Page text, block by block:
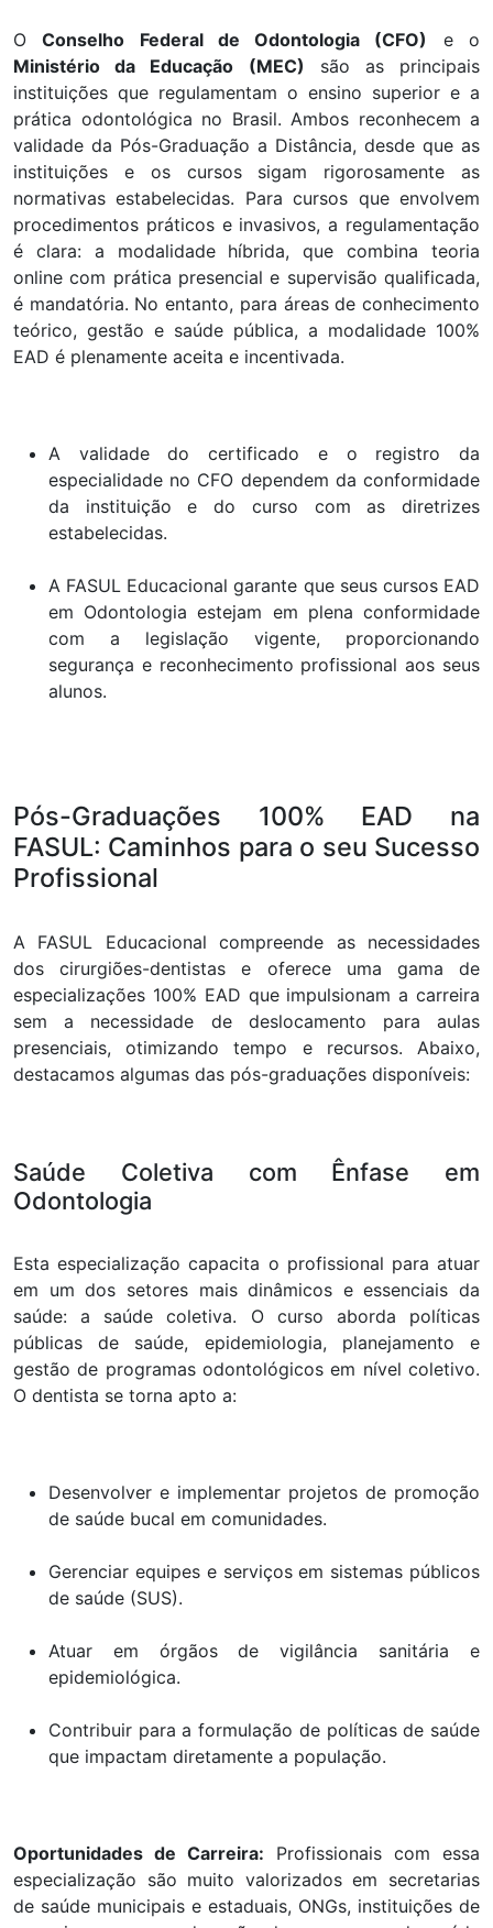
OConselho Federal de Odontologia (CFO)
e o
Ministério da Educação (MEC) são as principais
instituições que regulamentam o ensino superior e a
prática odontológica no Brasil. Ambos reconhecem a
validade da Pós-Graduação a Distância, desde que as
instituições e os cursos sigam rigorosamente as
normativas estabelecidas. Para cursos que envolvem
procedimentos práticos e invasivos, a regulamentação
é clara: a modalidade híbrida, que combina teoria
online com prática presencial e supervisão qualificada,
é mandatória. No entanto, para áreas de conhecimento
teórico, gestão e saúde pública, a modalidade 100%
EAD é plenamente aceita e incentivada.
A validade do certificado e o registro da
especialidade no CFO dependem da conformidade
da instituição e do curso com as diretrizes
estabelecidas.
A FASUL Educacional garante que seus cursos EAD
em Odontologia estejam em plena conformidade
com a legislação vigente, proporcionando
segurança e reconhecimento profissional aos seus
alunos.
Pós-Graduações 100% EAD na
FASUL: Caminhos para o seu Sucesso
Profissional
A FASUL Educacional compreende as necessidades
dos cirurgiões-dentistas e oferece uma gama de
especializações 100% EAD que impulsionam a carreira
sem a necessidade de deslocamento para aulas
presenciais, otimizando tempo e recursos. Abaixo,
destacamos algumas das pós-graduações disponíveis:
Saúde Coletiva com Ênfase em
Odontologia
Esta especialização capacita o profissional para atuar
em um dos setores mais dinâmicos e essenciais da
saúde: a saúde coletiva. O curso aborda políticas
públicas de saúde, epidemiologia, planejamento e
gestão de programas odontológicos em nível coletivo.
O dentista se torna apto a:
Desenvolver e implementar projetos de promoção
de saúde bucal em comunidades.
Gerenciar equipes e serviços em sistemas públicos
de saúde (SUS).
Atuar em órgãos de vigilância sanitária e
epidemiológica.
Contribuir para a formulação de políticas de saúde
que impactam diretamente a população.
Oportunidades de Carreira: Profissionais com essa
especialização são muito valorizados em secretarias
de saúde municipais e estaduais, ONGs, instituições de